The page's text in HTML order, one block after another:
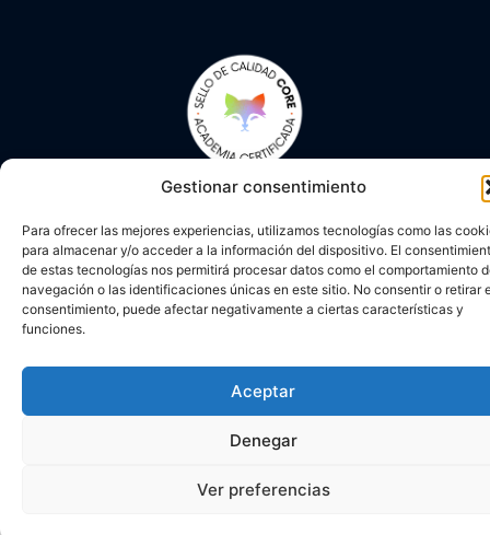
Gestionar consentimiento
Para ofrecer las mejores experiencias, utilizamos tecnologías como las
para almacenar y/o acceder a la información del dispositivo. El
de estas tecnologías nos permitirá procesar datos como el comportamiento
navegación o las identificaciones únicas en este sitio. No consentir o retirar
consentimiento, puede afectar negativamente a ciertas características y
funciones.
Aceptar
Denegar
Ver preferencias
Aviso legal
Política Cookies
Política De Privacidad
© 2026 Academia Avenida Reina Sofía
Brandy&Co